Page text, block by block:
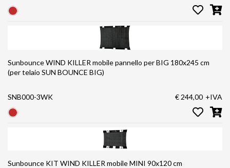
Sunbounce WIND KILLER mobile pannello per BIG 180x245 cm
(per telaio SUN BOUNCE BIG)
SNB000-3WK € 244,00 +IVA
Sunbounce KIT WIND KILLER mobile MINI 90x120 cm